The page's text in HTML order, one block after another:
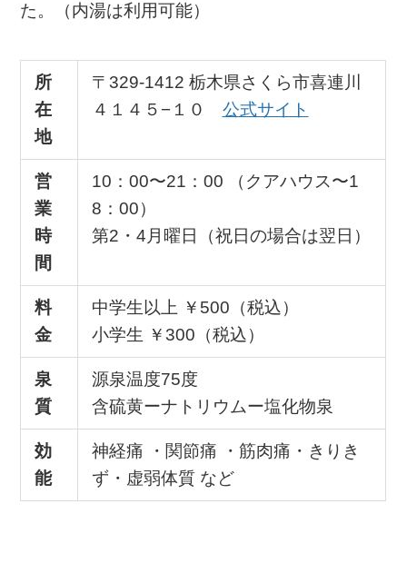
た。（内湯は利用可能）
所
在
地
〒329-1412 栃木県さくら市喜連川
４１４５−１０ 公式サイト
営
業
時
間
10：00〜21：00 （クアハウス〜1
8：00）
第2・4月曜日（祝日の場合は翌日）
料
金
中学生以上 ￥500（税込）
小学生 ￥300（税込）
泉
質
源泉温度75度
含硫黄ーナトリウムー塩化物泉
効
能
神経痛 ・関節痛 ・筋肉痛・きりき
ず・虚弱体質 など